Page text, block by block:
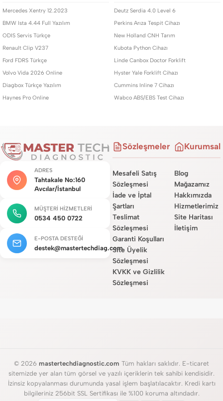
Mercedes Xentry 12.2023
BMW Ista 4.44 Full Yazılım
ODIS Servis Türkçe
Renault Clip V237
Ford FDRS Türkçe
Volvo Vida 2026 Online
Diagbox Türkçe Yazılım
Haynes Pro Online
Deutz Serdia 4.0 Level 6
Perkins Arıza Tespit Cihazı
New Holland CNH Tarım
Kubota Python Cihazı
Linde Canbox Doctor Forklift
Hyster Yale Forklift Cihazı
Cummins Inline 7 Cihazı
Wabco ABS/EBS Test Cihazı
ADRES
Tahtakale No:160
Avcılar/İstanbul
MÜŞTERI HIZMETLERI
0534 450 0722
E-POSTA DESTEĞI
destek@mastertechdiag.com
Sözleşmeler
Mesafeli Satış
Sözleşmesi
İade ve İptal
Şartları
Teslimat
Sözleşmesi
Garanti Koşulları
Site Üyelik
Sözleşmesi
KVKK ve Gizlilik
Sözleşmesi
Kurumsal
Blog
Mağazamız
Hakkımızda
Hizmetlerimiz
Site Haritası
İletişim
© 2026 mastertechdiagnostic.com Tüm hakları saklıdır. E-ticaret
sitemizde yer alan tüm görsel ve yazılı içeriklerin tek sahibi kendisidir.
İzinsiz kopyalanması durumunda yasal işlem başlatılacaktır. Kredi kartı
bilgileriniz 256bit SSL Sertifikası ile %100 koruma altındadır.